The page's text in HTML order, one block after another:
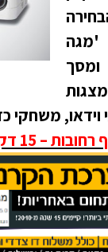
'מגה
ומסך
משחקי
ואתם אצלנו